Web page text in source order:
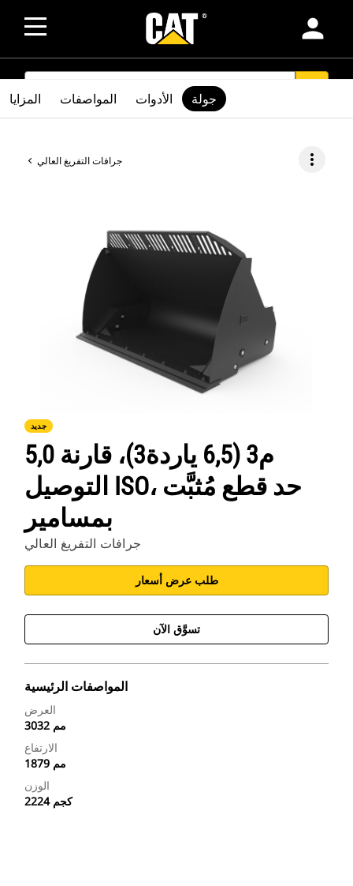
person
SEARCH
جرافات التفريغ العالي more_vert
جديد
5,0 م3 (6,5 ياردة3)، قارنة
التوصيل ISO، حد قطع مُثبَّت
بمسامير
جرافات التفريغ العالي
طلب عرض أسعار
تسوَّق الآن
المواصفات الرئيسية
العرض
3032 مم
الارتفاع
1879 مم
الوزن
2224 كجم
المزايا المواصفات الأدوات جولة